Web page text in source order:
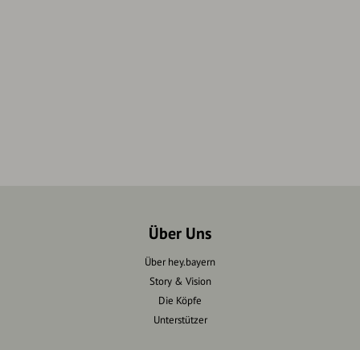
Über Uns
Über hey.bayern
Story & Vision
Die Köpfe
Unterstützer